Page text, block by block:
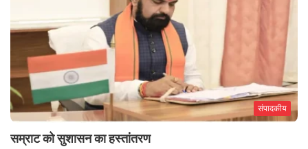
संपादकीय
सम्राट को सुशासन का हस्तांतरण